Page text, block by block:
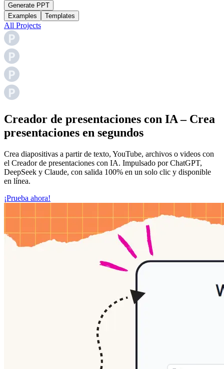
Generate PPT
Examples
Templates
All Projects
Creador de presentaciones con IA – Crea
presentaciones en segundos
Crea diapositivas a partir de texto, YouTube, archivos o videos con
el Creador de presentaciones con IA. Impulsado por ChatGPT,
DeepSeek y Claude, con salida 100% en un solo clic y disponible
en línea.
¡Prueba ahora!